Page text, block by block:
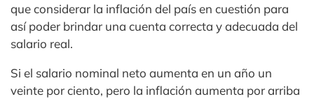
que considerar la inflación del país en cuestión para
así poder brindar una cuenta correcta y adecuada del
salario real.
Si el salario nominal neto aumenta en un año un
veinte por ciento, pero la inflación aumenta por arriba